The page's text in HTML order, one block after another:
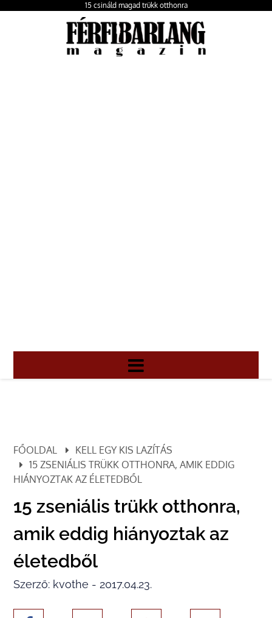
15 csináld magad trükk otthonra
FŐOLDAL
KELL EGY KIS LAZÍTÁS
15 ZSENIÁLIS TRÜKK OTTHONRA, AMIK EDDIG
HIÁNYOZTAK AZ ÉLETEDBŐL
15 zseniális trükk otthonra,
amik eddig hiányoztak az
életedből
Szerző: kvothe - 2017.04.23.